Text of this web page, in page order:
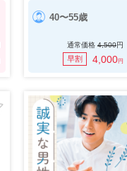
40〜55歳
通常価格 4,500円
早割 4,000円